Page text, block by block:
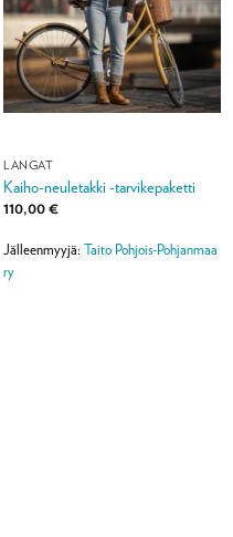
LANGAT
Kaiho-neuletakki -tarvikepaketti
110,00€
Jälleenmyyjä:Taito Pohjois-Pohjanmaa
ry